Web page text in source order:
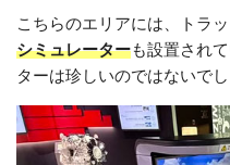
こちらのエリアには、トラ
シミュレーターも設置され
ターは珍しいのではないで